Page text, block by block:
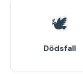
🕊️
Dödsfall